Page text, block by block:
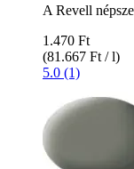
A Revell
1.470 Ft
(81.667 Ft / l)
5.0 (1)